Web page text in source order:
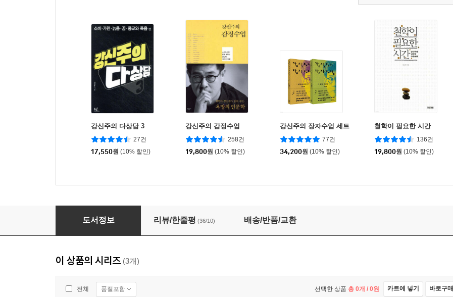
강신주의 다상담 3
27건
17,550원 (10% 할인)
강신주의 감정수업
258건
19,800원 (10% 할인)
강신주의 장자수업 세트
77건
34,200원 (10% 할인)
철학이 필요한 시간
136건
19,800원 (10% 할인)
강신주의 다상담 1
도서정보 리뷰/한줄평 (36/10) 배송/반품/교환
이 상품의 시리즈 (3개)
전체 품절포함 선택한 상품 총 0개 / 0원 카트에 넣기 바로구매